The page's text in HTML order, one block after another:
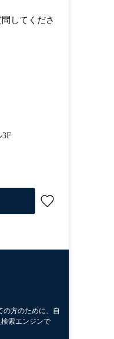
してくださ
3F
の方のために、自
索エンジンで